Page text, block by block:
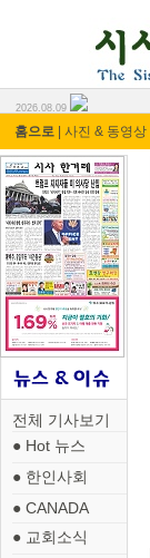
2026.08.09
홈으로 사진 & 동영상
전체 기사보기
● Hot 뉴스
● 한인사회
● CANADA
● 교회소식